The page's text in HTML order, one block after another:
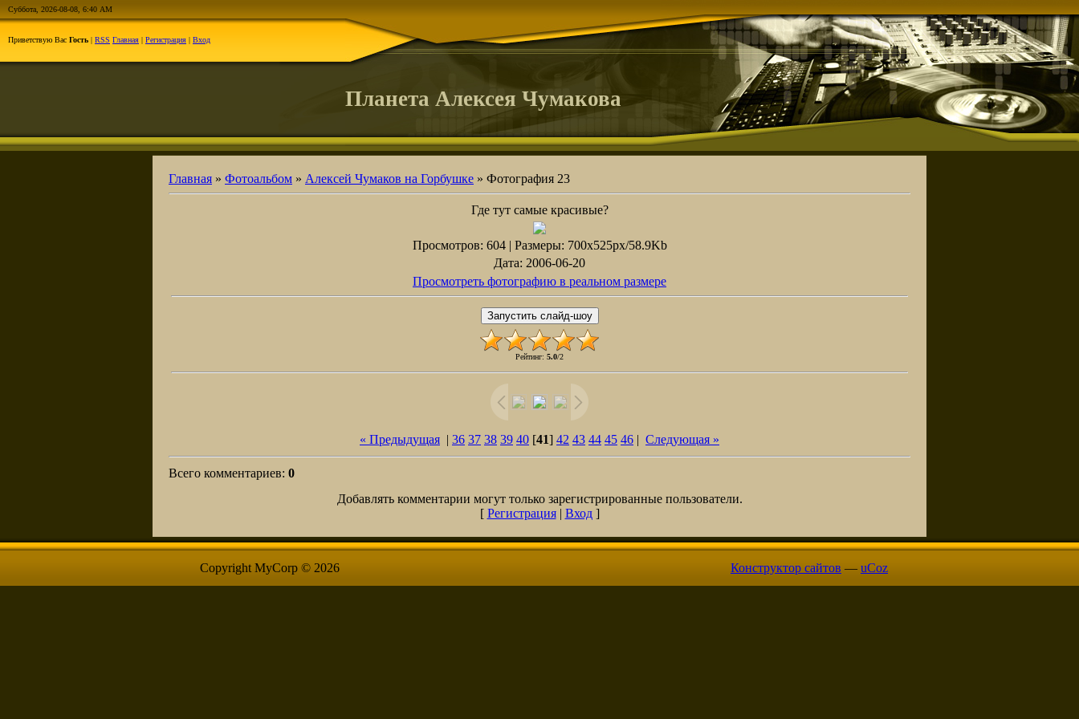
Суббота, 2026-08-08, 6:40 AM
Приветствую Вас Гость | RSS Главная | Регистрация | Вход
Планета Алексея Чумакова
Главная » Фотоальбом » Алексей Чумаков на Горбушке » Фотография 23
Где тут самые красивые?
Просмотров: 604 | Размеры: 700x525px/58.9Kb
Дата: 2006-06-20
Просмотреть фотографию в реальном размере
Рейтинг: 5.0/2
« Предыдущая | 36 37 38 39 40 [41] 42 43 44 45 46 | Следующая »
Всего комментариев: 0
Добавлять комментарии могут только зарегистрированные пользователи.
[ Регистрация| Вход]
Copyright MyCorp © 2026 Конструктор сайтов — uCoz